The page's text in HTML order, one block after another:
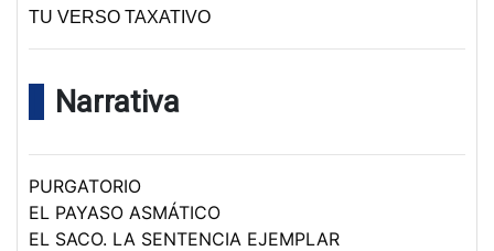
TU VERSO TAXATIVO
Narrativa
PURGATORIO
EL PAYASO ASMÁTICO
EL SACO. LA SENTENCIA EJEMPLAR